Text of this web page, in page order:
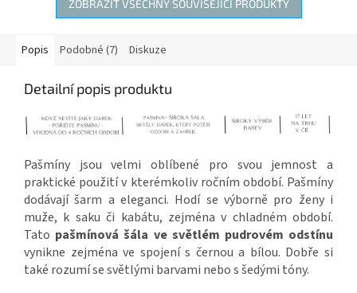
ZOBRAZIT VŠECHNY SOUVISEJÍCÍ PRODUKTY
Popis Podobné (7) Diskuze
Detailní popis produktu
Pašmíny jsou velmi oblíbené pro svou jemnost a
praktické použití v kterémkoliv ročním období. Pašmíny
dodávají šarm a eleganci. Hodí se výborně pro ženy i
muže, k saku či kabátu, zejména v chladném období.
Tato pašmínová šála ve světlém pudrovém odstínu
vynikne zejména ve spojení s černou a bílou. Dobře si
také rozumí se světlými barvami nebo s šedými tóny.